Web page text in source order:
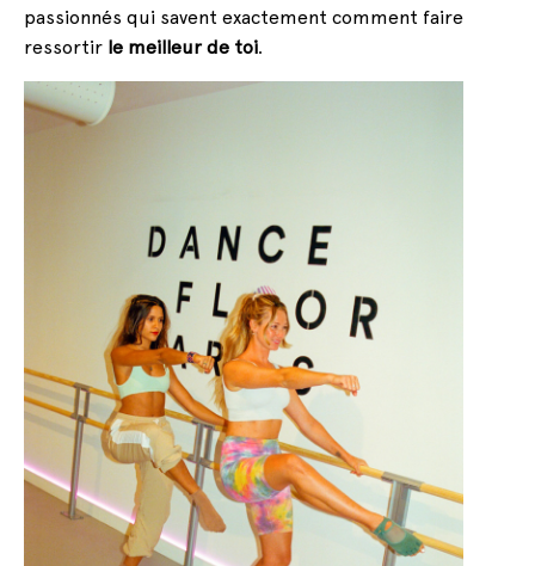
passionnés qui savent exactement comment faire
ressortir le meilleur de toi.